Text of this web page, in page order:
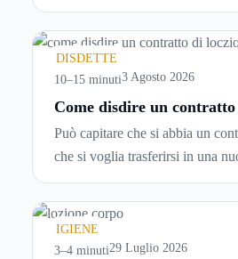
password, si accetta una serie
leggerle davvero. Tutto avviene
spesso senza che ci si fermi a
entrando.
DISDETTE
10–15 minuti3 Agosto 2026
Come disdire un
modo corretto ed efficace
Può capitare che si abbia un
che si voglia trasferirsi in una
abbiano problemi a pagare il
comincia a cercare un’altra
chiedersi se è possibile
locazioneprima che scada. In
IGIENE
3–4 minuti29 Luglio 2026